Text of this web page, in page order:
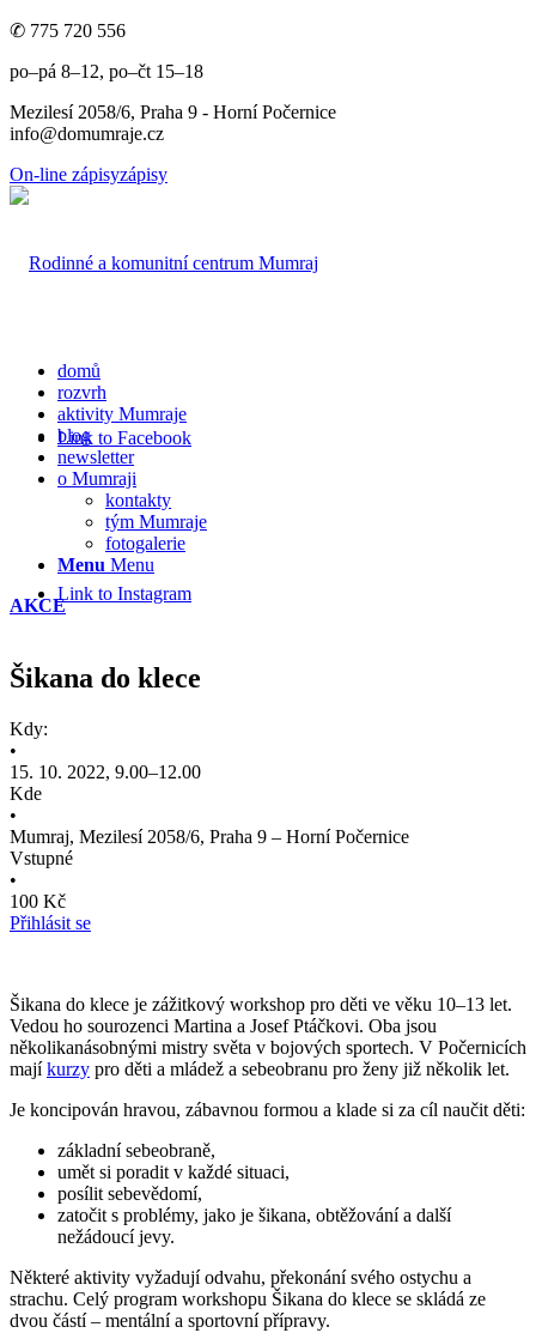
✆ 775 720 556
po–pá 8–12, po–čt 15–18
Mezilesí 2058/6, Praha 9 - Horní Počernice
info@domumraje.cz
On-line zápisyzápisy
Link to Facebook
Link to Instagram
domů
rozvrh
aktivity Mumraje
blog
newsletter
o Mumraji
kontakty
tým Mumraje
fotogalerie
Menu Menu
AKCE
Šikana do klece
Kdy:
•
15. 10. 2022, 9.00–12.00
Kde
•
Mumraj, Mezilesí 2058/6, Praha 9 – Horní Počernice
Vstupné
•
100 Kč
Přihlásit se
Šikana do klece je zážitkový workshop pro děti ve věku 10–13 let.
Vedou ho sourozenci Martina a Josef Ptáčkovi. Oba jsou
několikanásobnými mistry světa v bojových sportech. V Počernicích
majíkurzy pro děti a mládež a sebeobranu pro ženy již několik let.
Je koncipován hravou, zábavnou formou a klade si za cíl naučit děti:
základní sebeobraně,
umět si poradit v každé situaci,
posílit sebevědomí,
zatočit s problémy, jako je šikana, obtěžování a další
nežádoucí jevy.
Některé aktivity vyžadují odvahu, překonání svého ostychu a
strachu. Celý program workshopu Šikana do klece se skládá ze
dvou částí – mentální a sportovní přípravy.